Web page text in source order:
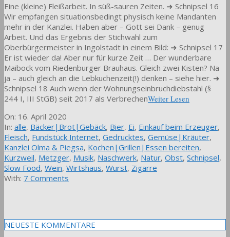
Eine (kleine) Fleißarbeit. In süß-sauren Zeiten. ➜ Schnipsel 16
Wir empfangen situationsbedingt physisch keine Mandanten
mehr in der Kanzlei. Haben aber – Gott sei Dank – genug
Arbeit. Und das Ergebnis der Stichwahl zum
Oberbürgermeister in Ingolstadt in einem Bild: ➜ Schnipsel 17
Er ist wieder da! Aber nur für kurze Zeit … Der wunderbare
Maibock vom Riedenburger Brauhaus. Gleich zwei Kisten? Na
ja – auch gleich an die Lebkuchenzeit(!) denken – siehe hier. ➜
Schnipsel 18 Auch wenn der Wohnungseinbruchdiebstahl (§
244 I, III StGB) seit 2017 als VerbrechenWeiter Lesen
2020-
04-
16
On: 16. April 2020
In: alle, Bäcker|Brot|Gebäck, Bier, Ei, Einkauf beim Erzeuger,
Fleisch, Fundstück Internet, Gedrucktes, Gemüse|Kräuter,
Kanzlei Olma & Piegsa, Kochen|Grillen|Essen bereiten,
Kurzweil, Metzger, Musik, Naschwerk, Natur, Obst, Schnipsel,
Slow Food, Wein, Wirtshaus, Wurst, Zigarre
With: 7 Comments
NEUESTE KOMMENTARE